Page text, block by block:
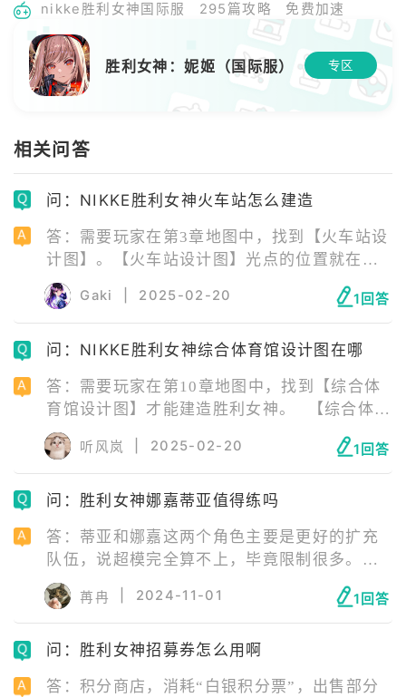
nikke胜利女神国际服 295篇攻略 免费加速
胜利女神：妮姬（国际服） 专区
相关问答
问：NIKKE胜利女神火车站怎么建造
答：需要玩家在第3章地图中，找到【火车站设
计图】。【火车站设计图】光点的位置就在
BOSS背后。 火车站是NIKKE胜利女神中，前
哨基地的可建造建筑之一。 很多玩家想要建造
火车站，因为它是战术学院研究2-1的前置要
求，只有完成了火车站的建造才可以继续往后
Gaki 2025-02-20 1回答
问：NIKKE胜利女神综合体育馆设计图在哪
答：需要玩家在第10章地图中，找到【综合体
育馆设计图】才能建造胜利女神。 【综合体育
馆设计图】光点（遗失物品）的位置在下图所
示处，第十章地图左半部分中间靠左，有一个
RXR路牌的对面。
听风岚 2025-02-20 1回答
问：胜利女神娜嘉蒂亚值得练吗
答：蒂亚和娜嘉这两个角色主要是更好的扩充
队伍，说超模完全算不上，毕竟限制很多。但
作为妮姬里为数不多的辅助组合，她们的表现
肯定也不会差，有条件的还是可以考虑拿下
的。
苒冉 2024-11-01 1回答
问：胜利女神招募券怎么用啊
答：积分商店，消耗“白银积分票”，出售部分